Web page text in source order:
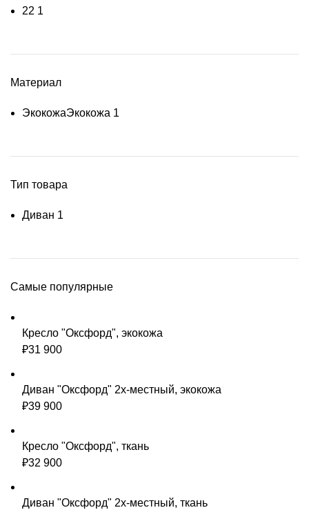
22 1
Материал
ЭкокожаЭкокожа 1
Тип товара
Диван 1
Самые популярные
Кресло "Оксфорд", экокожа
₽31 900
Диван "Оксфорд" 2х-местный, экокожа
₽39 900
Кресло "Оксфорд", ткань
₽32 900
Диван "Оксфорд" 2х-местный, ткань